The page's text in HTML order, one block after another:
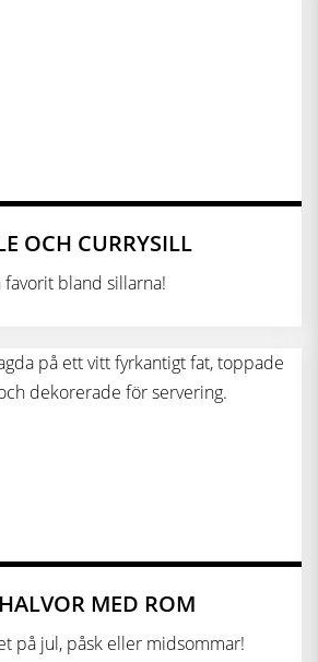
OCH CURRYSILL
favorit bland sillarna!
MED ROM
på jul, påsk eller midsommar!